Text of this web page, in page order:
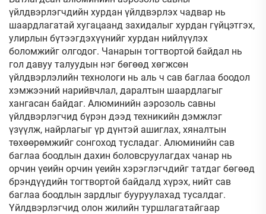
үйлдвэрлэгчдийн хурдан үйлдвэрлэх чадвар нь
шаардлагатай хугацаанд захидалыг хурдан гүйцэтгэх,
улирлын бүтээгдэхүүнийг хурдан нийлүүлэх
боломжийг олгодог. Чанарын тогтвортой байдал нь
гол давуу талуудын нэг бөгөөд хөгжсөн
үйлдвэрлэлийн технологи нь аль ч сав баглаа боодол
хэмжээний нарийвчлал, даралтын шаардлагыг
хангасан байдаг. Алюминийн аэрозоль савны
үйлдвэрлэгчид бүрэн дээд техникийн дэмжлэг
үзүүлж, найрлагыг үр дүнтэй ашиглах, хяналтын
төхөөрөмжийг сонгоход тусладаг. Алюминийн сав
баглаа боодлын дахин боловсруулагдах чанар нь
орчин үеийн орчин үеийн хэрэглэгчдийг татдаг бөгөөд
брэндүүдийн тогтвортой байдалд хүрэх, нийт сав
баглаа боодлын зардлыг бууруулахад тусалдаг.
Үйлдвэрлэгчид олон жилийн туршлагатайгаар